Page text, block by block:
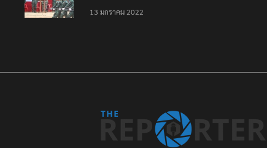
ประชาชนต้องชนะ
13 มกราคม 2022